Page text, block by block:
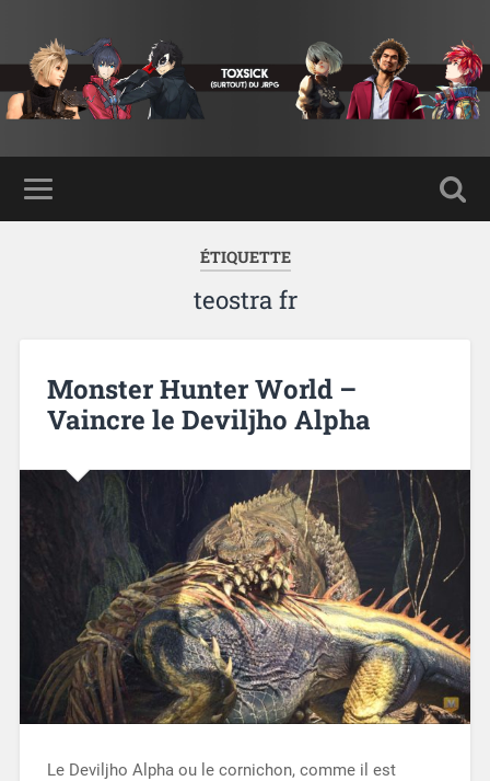
ÉTIQUETTE
teostra fr
Monster Hunter World –
Vaincre le Deviljho Alpha
Le Deviljho Alpha ou le cornichon, comme il est